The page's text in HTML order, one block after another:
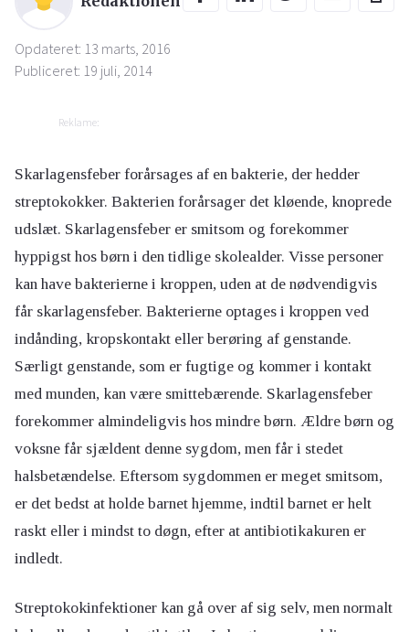
Opdateret: 13 marts, 2016
Publiceret: 19 juli, 2014
Reklame:
Skarlagensfeber forårsages af en bakterie, der hedder
streptokokker. Bakterien forårsager det kløende, knoprede
udslæt. Skarlagensfeber er smitsom og forekommer
hyppigst hos børn i den tidlige skolealder. Visse personer
kan have bakterierne i kroppen, uden at de nødvendigvis
får skarlagensfeber. Bakterierne optages i kroppen ved
indånding, kropskontakt eller berøring af genstande.
Særligt genstande, som er fugtige og kommer i kontakt
med munden, kan være smittebærende. Skarlagensfeber
forekommer almindeligvis hos mindre børn. Ældre børn og
voksne får sjældent denne sygdom, men får i stedet
halsbetændelse. Eftersom sygdommen er meget smitsom,
er det bedst at holde barnet hjemme, indtil barnet er helt
raskt eller i mindst to døgn, efter at antibiotikakuren er
indledt.
Streptokokinfektioner kan gå over af sig selv, men normalt